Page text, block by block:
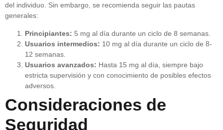
del individuo. Sin embargo, se recomienda seguir las pautas
generales:
Principiantes: 5 mg al día durante un ciclo de 8 semanas.
Usuarios intermedios: 10 mg al día durante un ciclo de 8-
12 semanas.
Usuarios avanzados: Hasta 15 mg al día, siempre bajo
estricta supervisión y con conocimiento de posibles efectos
adversos.
Consideraciones de
Seguridad